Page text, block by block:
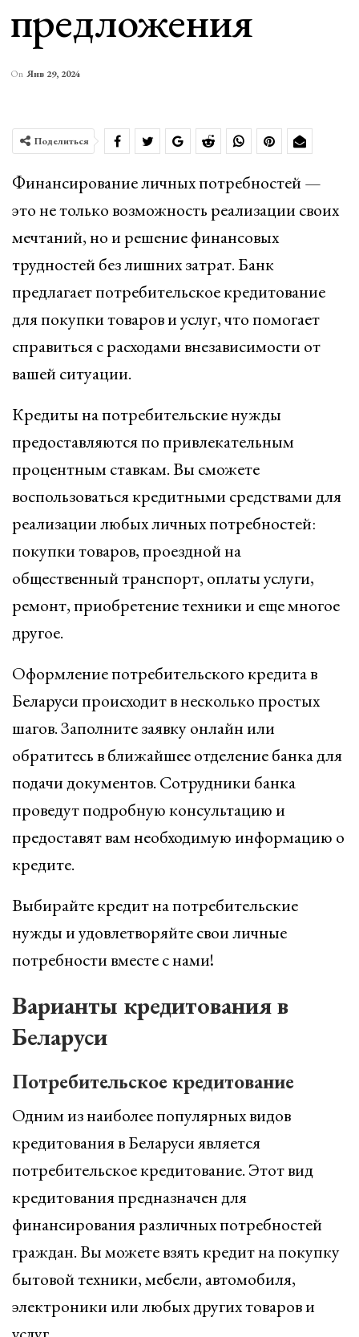
предложения
On Янв 29, 2024
Поделиться
Финансирование личных потребностей —
это не только возможность реализации своих
мечтаний, но и решение финансовых
трудностей без лишних затрат. Банк
предлагает потребительское кредитование
для покупки товаров и услуг, что помогает
справиться с расходами внезависимости от
вашей ситуации.
Кредиты на потребительские нужды
предоставляются по привлекательным
процентным ставкам. Вы сможете
воспользоваться кредитными средствами для
реализации любых личных потребностей:
покупки товаров, проездной на
общественный транспорт, оплаты услуги,
ремонт, приобретение техники и еще многое
другое.
Оформление потребительского кредита в
Беларуси происходит в несколько простых
шагов. Заполните заявку онлайн или
обратитесь в ближайшее отделение банка для
подачи документов. Сотрудники банка
проведут подробную консультацию и
предоставят вам необходимую информацию о
кредите.
Выбирайте кредит на потребительские
нужды и удовлетворяйте свои личные
потребности вместе с нами!
Варианты кредитования в
Беларуси
Потребительское кредитование
Одним из наиболее популярных видов
кредитования в Беларуси является
потребительское кредитование. Этот вид
кредитования предназначен для
финансирования различных потребностей
граждан. Вы можете взять кредит на покупку
бытовой техники, мебели, автомобиля,
электроники или любых других товаров и